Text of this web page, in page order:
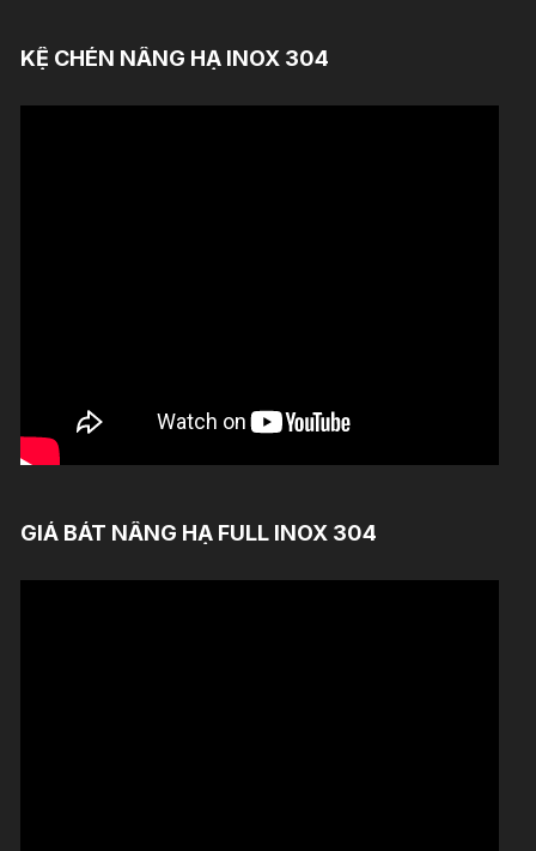
KỆ CHÉN NÂNG HẠ INOX 304
GIÁ BÁT NÂNG HẠ FULL INOX 304